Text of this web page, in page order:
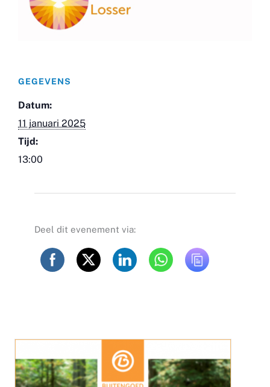
GEGEVENS
Datum:
11 januari 2025
Tijd:
13:00
Deel dit evenement via: